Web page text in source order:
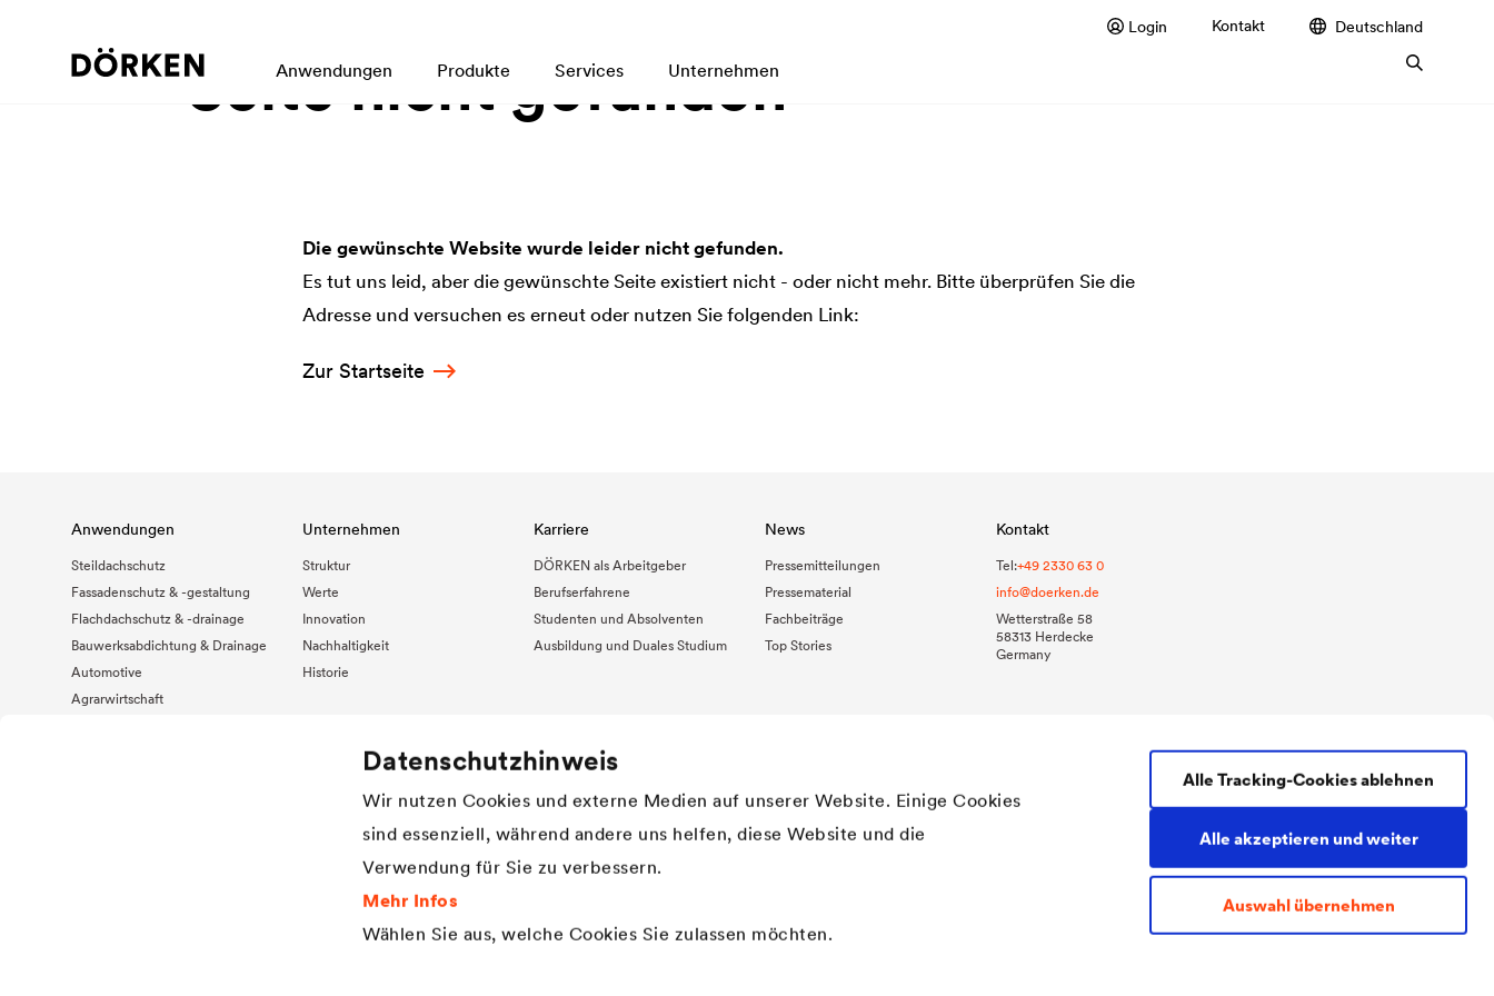
Datenschutzhinweis
Wir nutzen Cookies und externe Medien auf unserer Website. Einige Cookies
sind essenziell, während andere uns helfen, diese Website und die
Verwendung für Sie zu verbessern.
Mehr Infos
Wählen Sie aus, welche Cookies Sie zulassen möchten.
Alle akzeptieren und weiter
Auswahl übernehmen
Alle Tracking-Cookies ablehnen
Login Kontakt Deutschland
Anwendungen Produkte Services Unternehmen
Seite nicht gefunden
Die gewünschte Website wurde leider nicht gefunden.
Es tut uns leid, aber die gewünschte Seite existiert nicht - oder nicht mehr. Bitte überprüfen Sie die
Adresse und versuchen es erneut oder nutzen Sie folgenden Link:
Zur Startseite
Anwendungen
Steildachschutz
Fassadenschutz & -gestaltung
Flachdachschutz & -drainage
Bauwerksabdichtung & Drainage
Automotive
Agrarwirtschaft
Unternehmen
Struktur
Werte
Innovation
Nachhaltigkeit
Historie
Karriere
DÖRKEN als Arbeitgeber
Berufserfahrene
Studenten und Absolventen
Ausbildung und Duales Studium
News
Pressemitteilungen
Pressematerial
Fachbeiträge
Top Stories
Kontakt
Tel:+49 2330 63 0
info@doerken.de
Wetterstraße 58
58313 Herdecke
Germany
Datenschutz